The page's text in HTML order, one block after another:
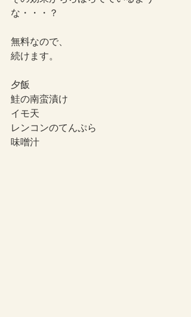
な・・・？
無料なので、
続けます。
夕飯
鮭の南蛮漬け
イモ天
レンコンのてんぷら
味噌汁